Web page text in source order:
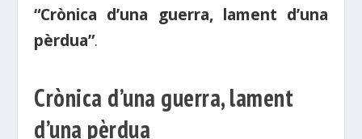
“Crònica d’una guerra, lament d’una
pèrdua”.
Crònica d’una guerra, lament
d’una pèrdua